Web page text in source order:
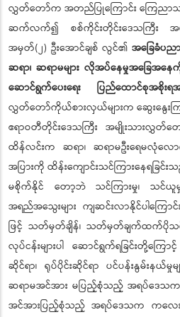
လွှတ်တော်က အတည်ပြုကြောင်း ကြေညာ
ဆက်လက်၍ စစ်ကိုင်းတိုင်းဒေသကြီး အ
အမှတ်(၂) ဦးအောင်ချစ် လွင်၏ အခြေခံပည
ဆရာ၊ ဆရာမများ လိုအပ်နေမှုအခြေအန
ဆောင်ရွက်ပေးရေး ပြည်ထောင်စုအစိုး
လွှတ်တော်ကိုယ်စားလှယ်များက ဆွေးနွေး
ဧရာဝတီတိုင်းဒေသကြီး အမျိုးသားလွှ
ထိန်လင်းက ဆရာ၊ ဆရာမဦးရေမလုံလော
အပြားကို ထိန်းကျောင်းသင်ကြားနေရခြင်
မစိုက်နိုင် တော့ဘဲ သင်ကြားမှု၊ သင်
အရည်အသွေးများ ကျဆင်းလာနိုင်ပါကြေ
ဖြင့် သတ်မှတ်ချိန်၊ သတ်မှတ်ချက်ထက်ပိုသင်က
လုပ်ငန်းများပါ ဆောင်ရွက်ရခြင်းတို့ကြေ
ဆိုင်ရာ၊ ရုပ်ပိုင်းဆိုင်ရာ ပင်ပန်းနွမ်းနယ်မှုမျ
ဆရာမအင်အား မပြည့်စုံသည့် အရပ်ဒေသက
အင်အားပြည့်စုံသည့် အရပ်ဒေသက ကလေး